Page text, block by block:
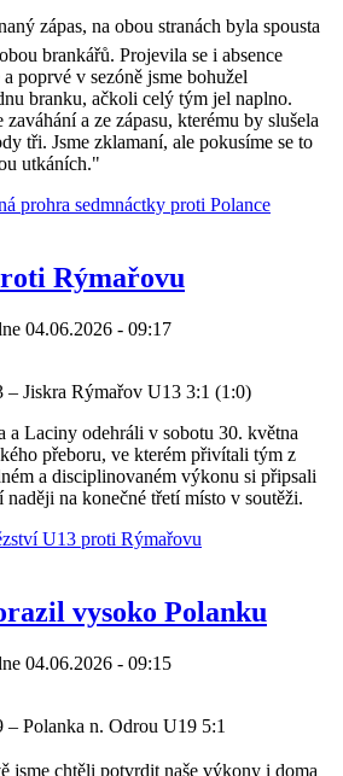
zápas, na obou stranách byla spousta
brankářů. Projevila se i absence
poprvé v sezóně jsme bohužel
branku, ačkoli celý tým jel naplno.
a ze zápasu, kterému by slušela
tři. Jsme zklamaní, ale pokusíme se to
utkáních."
prohra sedmnáctky proti Polance
Rýmařovu
04.06.2026 - 09:17
– Jiskra Rýmařov U13 3:1 (1:0)
a Laciny odehráli v sobotu 30. května
přeboru, ve kterém přivítali tým z
a disciplinovaném výkonu si připsali
na konečné třetí místo v soutěži.
U13 proti Rýmařovu
vysoko Polanku
04.06.2026 - 09:15
Polanka n. Odrou U19 5:1
jsme chtěli potvrdit naše výkony i doma